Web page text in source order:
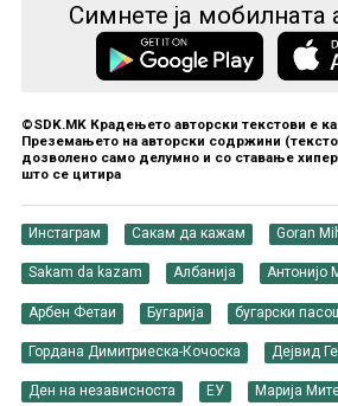
Симнете ја мобилната
©SDK.MK Крадењето авторски текстови е
Преземањето на авторски содржини
дозволено само делумно и со ставање
што се цитира
Инстаграм Сакам да кажам Goran
Sakam da kazam Албанија Антонијо
Арбен Фетаи Бугарија бугарски
Гордана Димитриеска-Кочоска Дејвид
Ден на независноста ЕУ Марија